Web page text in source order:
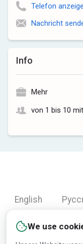
Info
Mehr
von 1 bis 10
Telefon
Nachricht
We use
English
العربية